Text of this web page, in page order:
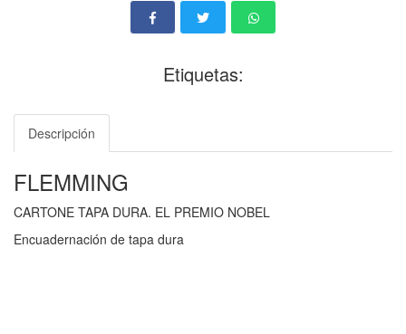
Etiquetas:
Descripción
FLEMMING
CARTONE TAPA DURA. EL PREMIO NOBEL
Encuadernación de tapa dura